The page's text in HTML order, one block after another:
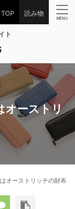
読み物
ト
オーストリ
オーストリッチの財布